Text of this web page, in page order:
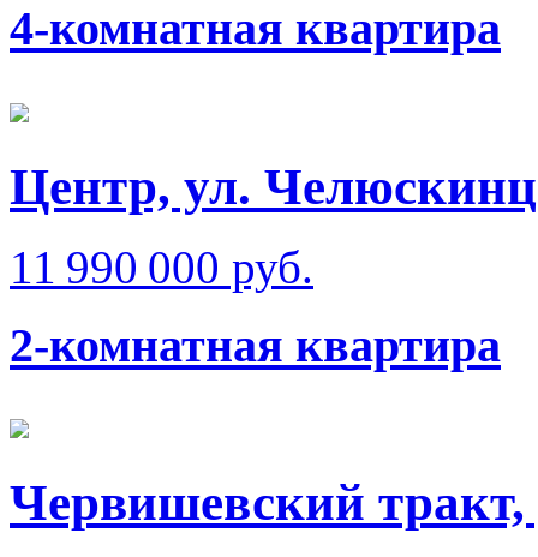
4-комнатная квартира
Центр, ул.
11 990 000 руб.
2-комнатная квартира
Червишевский тракт,